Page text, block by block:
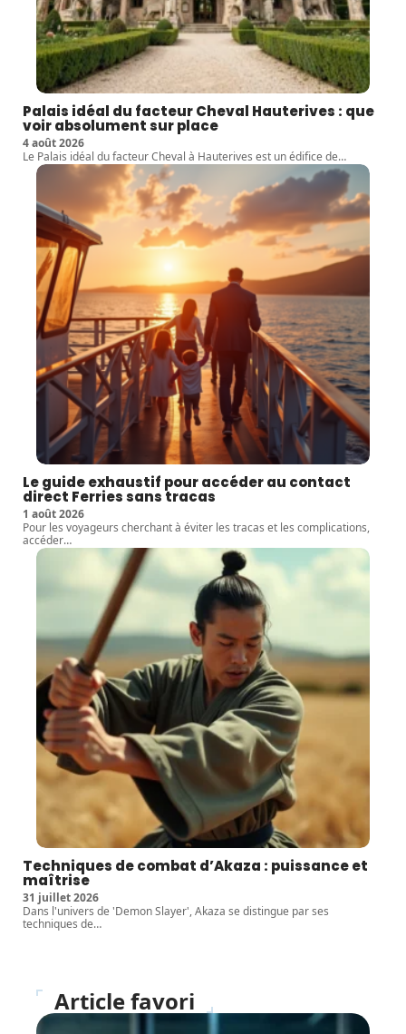
Palais idéal du facteur Cheval Hauterives : que
voir absolument sur place
4 août 2026
Le Palais idéal du facteur Cheval à Hauterives est un édifice de…
Le guide exhaustif pour accéder au contact
direct Ferries sans tracas
1 août 2026
Pour les voyageurs cherchant à éviter les tracas et les complications,
accéder…
Techniques de combat d’Akaza : puissance et
maîtrise
31 juillet 2026
Dans l'univers de 'Demon Slayer', Akaza se distingue par ses
techniques de…
Article favori